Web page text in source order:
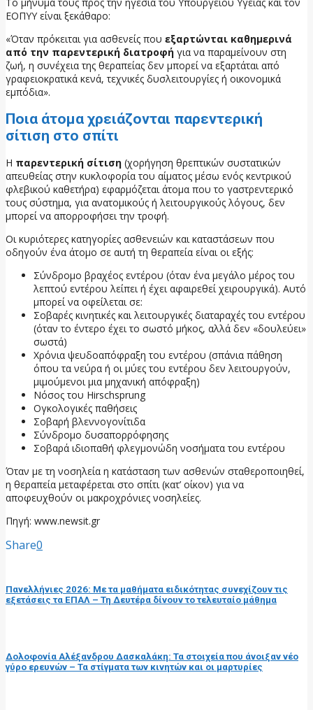
ΕΟΠΥΥ είναι ξεκάθαρο:
«Όταν πρόκειται για ασθενείς που εξαρτώνται καθημερινά
από την παρεντερική διατροφή για να παραμείνουν στη
ζωή, η συνέχεια της θεραπείας δεν μπορεί να εξαρτάται από
γραφειοκρατικά κενά, τεχνικές δυσλειτουργίες ή οικονομικά
εμπόδια».
Ποια άτομα χρειάζονται παρεντερική
σίτιση στο σπίτι
Η παρεντερική σίτιση (χορήγηση θρεπτικών συστατικών
απευθείας στην κυκλοφορία του αίματος μέσω ενός κεντρικού
φλεβικού καθετήρα) εφαρμόζεται άτομα που το γαστρεντερικό
τους σύστημα, για ανατομικούς ή λειτουργικούς λόγους, δεν
μπορεί να απορροφήσει την τροφή.
Οι κυριότερες κατηγορίες ασθενειών και καταστάσεων που
οδηγούν ένα άτομο σε αυτή τη θεραπεία είναι οι εξής:
Σύνδρομο βραχέος εντέρου (όταν ένα μεγάλο μέρος του
λεπτού εντέρου λείπει ή έχει αφαιρεθεί χειρουργικά). Αυτό
μπορεί να οφείλεται σε:
Σοβαρές κινητικές και λειτουργικές διαταραχές του εντέρου
(όταν το έντερο έχει το σωστό μήκος, αλλά δεν «δουλεύει»
σωστά)
Χρόνια ψευδοαπόφραξη του εντέρου (σπάνια πάθηση
όπου τα νεύρα ή οι μύες του εντέρου δεν λειτουργούν,
μιμούμενοι μια μηχανική απόφραξη)
Νόσος του Hirschsprung
Ογκολογικές παθήσεις
Σοβαρή βλεννογονίτιδα
Σύνδρομο δυσαπορρόφησης
Σοβαρά ιδιοπαθή φλεγμονώδη νοσήματα του εντέρου
Όταν με τη νοσηλεία η κατάσταση των ασθενών σταθεροποιηθεί,
η θεραπεία μεταφέρεται στο σπίτι (κατ’ οίκον) για να
αποφευχθούν οι μακροχρόνιες νοσηλείες.
Πηγή: www.newsit.gr
Share0
Πανελλήνιες 2026: Με τα μαθήματα ειδικότητας συνεχίζουν τις
εξετάσεις τα ΕΠΑΛ – Τη Δευτέρα δίνουν το τελευταίο μάθημα
Δολοφονία Αλέξανδρου Δασκαλάκη: Τα στοιχεία που άνοιξαν νέο
γύρο ερευνών – Τα στίγματα των κινητών και οι μαρτυρίες